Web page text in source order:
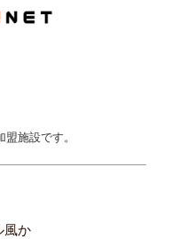
施設です。
風か